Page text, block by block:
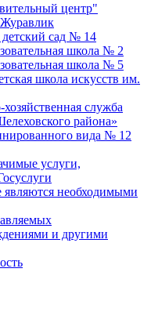
центр"
сад № 14
школа № 2
школа № 5
школа искусств им.
служба
района»
вида № 12
услуги,
являются необходимыми
и другими